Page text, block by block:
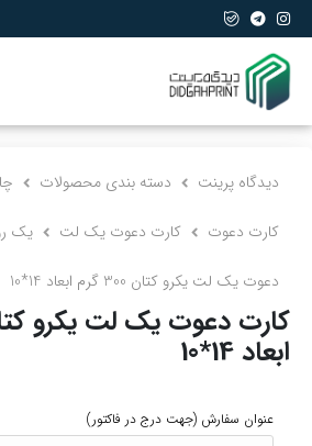
دیدگاه پرینت دسته بندی محصولات
کارت دعوت کارت دعوت یک لت یک
دعوت یک لت یکرو کتان 300 گرم ابعاد 14*10
ابعاد 14*10
عنوان سفارش (جهت درج در فاکتور)